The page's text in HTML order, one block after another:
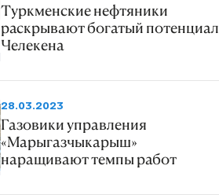
Туркменские нефтяники
раскрывают богатый потенциал
Челекена
28.03.2023
Газовики управления
«Марыгазчыкарыш»
наращивают темпы работ